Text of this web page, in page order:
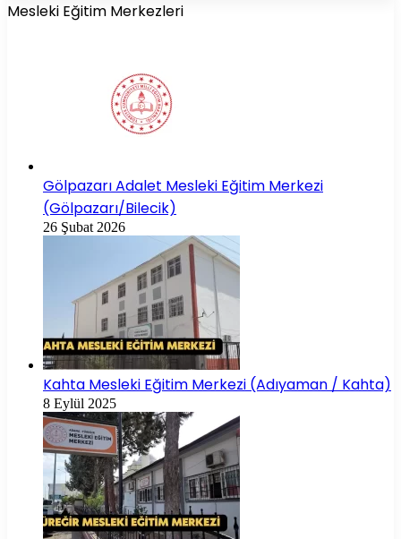
Mesleki Eğitim Merkezleri
Gölpazarı Adalet Mesleki Eğitim Merkezi
(Gölpazarı/Bilecik)
26 Şubat 2026
Kahta Mesleki Eğitim Merkezi (Adıyaman / Kahta)
8 Eylül 2025